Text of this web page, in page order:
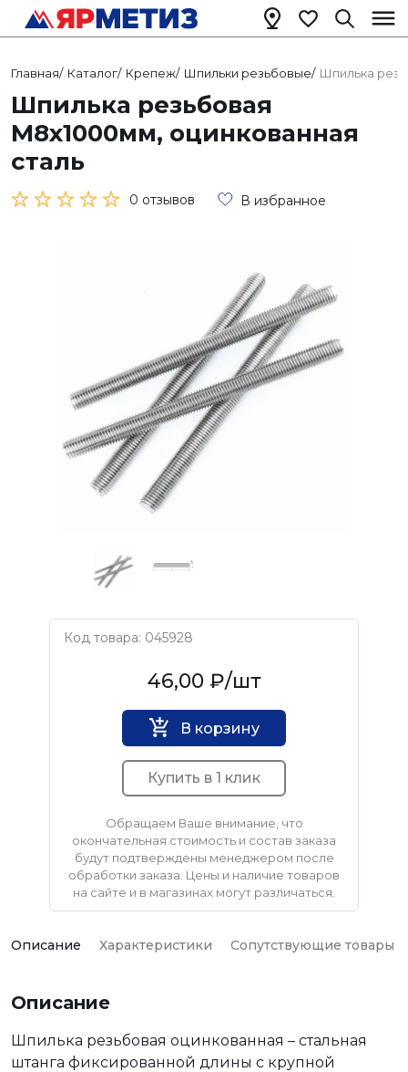
Главная/ Каталог/ Крепеж/ Шпильки резьбовые/ Шпилька
Шпилька резьбовая
М8х1000мм, оцинкованная
сталь
0 отзывов В избранное
Код товара: 045928
Нет бренда46,00 ₽/шт
В корзину
Купить в 1 клик
Обращаем Ваше внимание, что
окончательная стоимость и состав заказа
будут подтверждены менеджером после
обработки заказа. Цены и наличие товаров
на сайте и в магазинах могут различаться.
Описание Характеристики Сопутствующие товары
Описание
Шпилька резьбовая оцинкованная – стальная
штанга фиксированной длины с крупной